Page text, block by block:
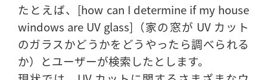
たとえば、[how can I determine if my house
windows are UV glass]（家の窓が UV カット
のガラスかどうかをどうやったら調べられる
か）とユーザーが検索したとします。